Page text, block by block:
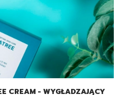
CREAM - WYGŁADZAJĄCY